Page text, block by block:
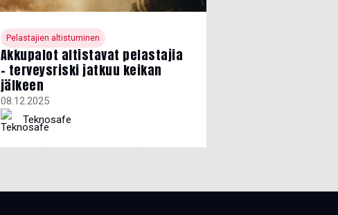
Pelastajien altistuminen
Akkupalot altistavat pelastajia
– terveysriski jatkuu keikan
jälkeen
08.12.2025
Teknosafe